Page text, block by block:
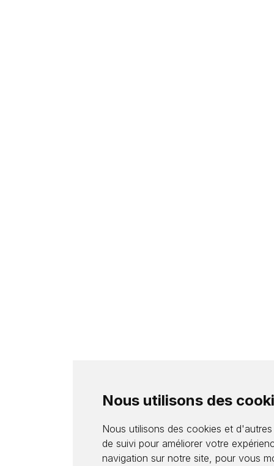
Nous utilisons des
Nous utilisons des cookies et
de suivi pour améliorer votre
navigation sur notre site, pour vous